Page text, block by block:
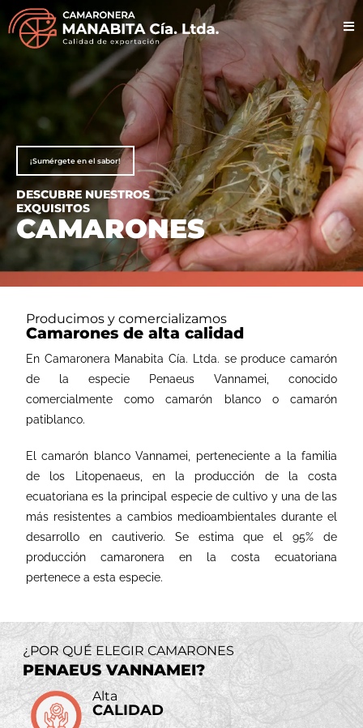
¡Sumérgete en el sabor!
DESCUBRE NUESTROS
EXQUISITOS
CAMARONES
Producimos y comercializamos
Camarones de alta calidad
En Camaronera Manabita Cía. Ltda. se produce camarón
de la especie Penaeus Vannamei, conocido
comercialmente como camarón blanco o camarón
patiblanco.
El camarón blanco Vannamei, perteneciente a la familia
de los Litopenaeus, en la producción de la costa
ecuatoriana es la principal especie de cultivo y una de las
más resistentes a cambios medioambientales durante el
desarrollo en cautiverio. Se estima que el 95% de
producción camaronera en la costa ecuatoriana
pertenece a esta especie.
¿POR QUÉ ELEGIR CAMARONES
PENAEUS VANNAMEI?
Alta
CALIDAD